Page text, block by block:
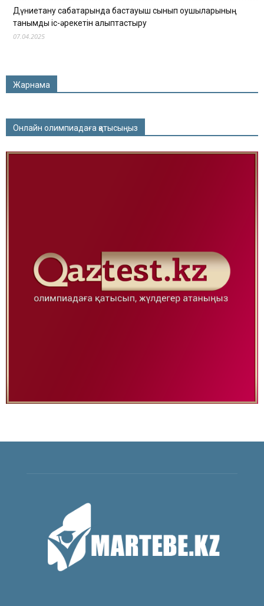
Дүниетану сабақтарында бастауыш сынып оқушыларының
танымдық іс-әрекетін қалыптастыру
07.04.2025
Жарнама
Онлайн олимпиадаға қатысыңыз